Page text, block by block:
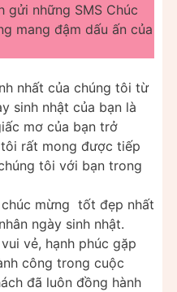
gửi những SMS Chúc
mang đậm dấu ấn của
nhất của chúng tôi từ
sinh nhật của bạn là
mơ của bạn trở
rất mong được tiếp
tôi với bạn trong
mừng tốt đẹp nhất
ngày sinh nhật.
vẻ, hạnh phúc gặp
công trong cuộc
đã luôn đồng hành